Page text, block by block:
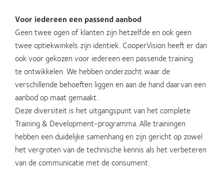
Voor iedereen een passend aanbod
Geen twee ogen of klanten zijn hetzelfde en ook geen
twee optiekwinkels zijn identiek. CooperVision heeft er dan
ook voor gekozen voor iedereen een passende training
te ontwikkelen. We hebben onderzocht waar de
verschillende behoeften liggen en aan de hand daarvan een
aanbod op maat gemaakt.
Deze diversiteit is het uitgangspunt van het complete
Training & Development-programma. Alle trainingen
hebben een duidelijke samenhang en zijn gericht op zowel
het vergroten van de technische kennis als het verbeteren
van de communicatie met de consument.